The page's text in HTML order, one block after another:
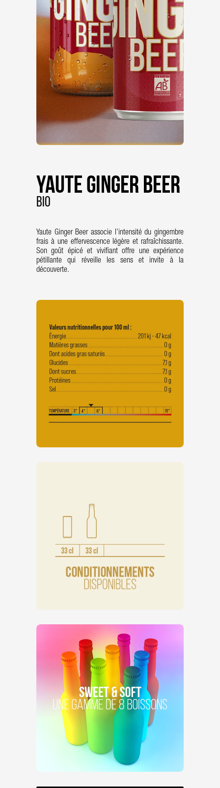
Yaute Ginger Beer
Bio
Yaute Ginger Beer associe l’intensité du gingembre
frais à une effervescence légère et rafraîchissante.
Son goût épicé et vivifiant offre une expérience
pétillante qui réveille les sens et invite à la
découverte.